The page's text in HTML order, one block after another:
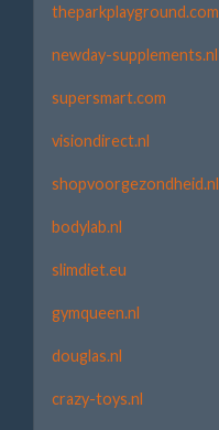
theparkplayground.com
newday-supplements.nl
supersmart.com
visiondirect.nl
shopvoorgezondheid.nl
bodylab.nl
slimdiet.eu
gymqueen.nl
douglas.nl
crazy-toys.nl